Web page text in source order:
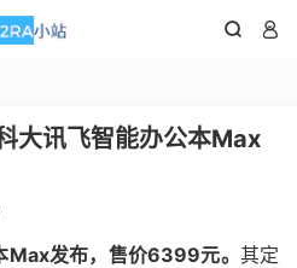
 
大讯飞智能办公本Max
Max发布，售价6399元。 其定